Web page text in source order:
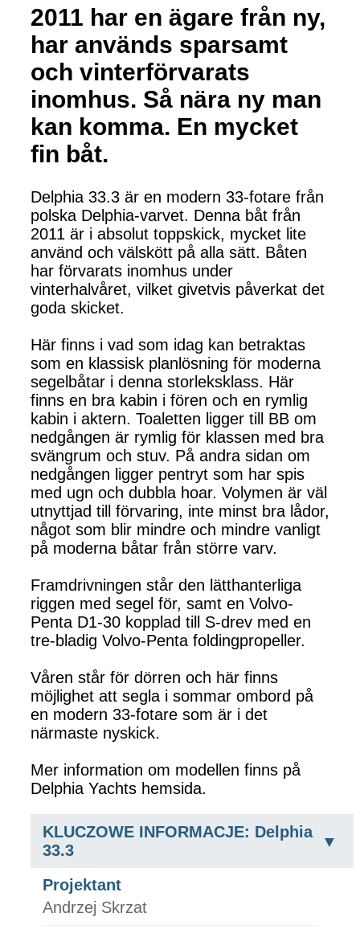
2011 har en ägare från ny,
har används sparsamt
och vinterförvarats
inomhus. Så nära ny man
kan komma. En mycket
fin båt.
Delphia 33.3 är en modern 33-fotare från
polska Delphia-varvet. Denna båt från
2011 är i absolut toppskick, mycket lite
använd och välskött på alla sätt. Båten
har förvarats inomhus under
vinterhalvåret, vilket givetvis påverkat det
goda skicket.
Här finns i vad som idag kan betraktas
som en klassisk planlösning för moderna
segelbåtar i denna storleksklass. Här
finns en bra kabin i fören och en rymlig
kabin i aktern. Toaletten ligger till BB om
nedgången är rymlig för klassen med bra
svängrum och stuv. På andra sidan om
nedgången ligger pentryt som har spis
med ugn och dubbla hoar. Volymen är väl
utnyttjad till förvaring, inte minst bra lådor,
något som blir mindre och mindre vanligt
på moderna båtar från större varv.
Framdrivningen står den lätthanterliga
riggen med segel för, samt en Volvo-
Penta D1-30 kopplad till S-drev med en
tre-bladig Volvo-Penta foldingpropeller.
Våren står för dörren och här finns
möjlighet att segla i sommar ombord på
en modern 33-fotare som är i det
närmaste nyskick.
Mer information om modellen finns på
Delphia Yachts hemsida.
KLUCZOWE INFORMACJE: Delphia
33.3
Projektant
Andrzej Skrzat